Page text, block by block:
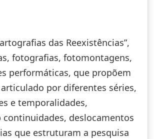
das Reexistências”,
fotografias, fotomontagens,
performáticas, que propõem
por diferentes séries,
e temporalidades,
continuidades, deslocamentos
que estruturam a pesquisa